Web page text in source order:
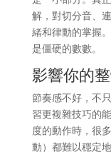
解，對切分音、
緒和律動的掌握
是僵硬的數數。
影響你的
節奏感不好，不
習更複雜技巧的
度的動作時，很
動）都難以穩定地